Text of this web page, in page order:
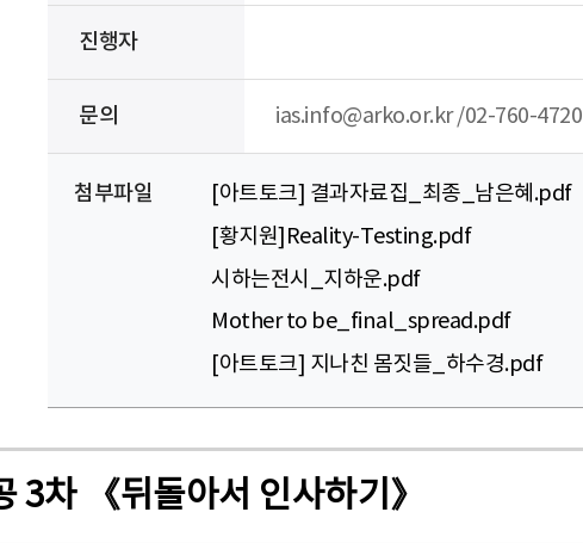
진행자
문의 ias.info@arko.or.kr /02-760-4720
첨부파일 [아트토크] 결과자료집_최종_남은혜.pdf
[황지원]Reality-Testing.pdf
시하는전시_지하운.pdf
Mother to be_final_spread.pdf
[아트토크] 지나친 몸짓들_하수경.pdf
3차 《뒤돌아서 인사하기》